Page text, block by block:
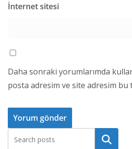
İnternet sitesi
Daha sonraki yorumlarımda
posta adresim ve site adresim bu
Ara